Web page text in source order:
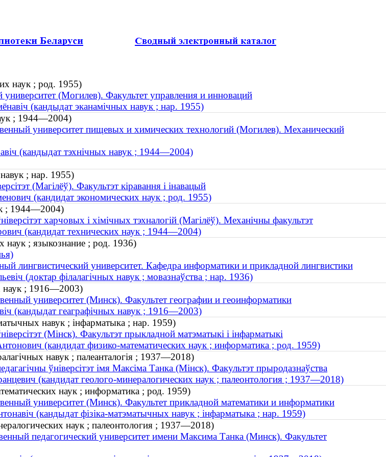
наук ; род. 1955)
университет (Могилев). Факультет управления и инноваций
(кандыдат эканамічных навук ; нар. 1955)
; 1944—2004)
университет пищевых и химических технологий (Могилев). Механический
(кандыдат тэхнічных навук ; 1944—2004)
; нар. 1955)
(Магілёў). Факультэт кіравання і інавацый
(кандидат экономических наук ; род. 1955)
; 1944—2004)
харчовых і хімічных тэхналогій (Магілёў). Механічны факультэт
(кандидат технических наук ; 1944—2004)
наук ; языкознание ; род. 1936)
лингвистический университет. Кафедра информатики и прикладной лингвистики
(доктар філалагічных навук ; мовазнаўства ; нар. 1936)
наук ; 1916—2003)
университет (Минск). Факультет географии и геоинформатики
(кандыдат геаграфічных навук ; 1916—2003)
навук ; інфарматыка ; нар. 1959)
(Мінск). Факультэт прыкладной матэматыкі і інфарматыкі
(кандидат физико-математических наук ; информатика ; род. 1959)
навук ; палеанталогія ; 1937—2018)
ўніверсітэт імя Максіма Танка (Мінск). Факультэт прыродазнаўства
(кандидат геолого-минералогических наук ; палеонтология ; 1937—2018)
наук ; информатика ; род. 1959)
университет (Минск). Факультет прикладной математики и информатики
(кандыдат фізіка-матэматычных навук ; інфарматыка ; нар. 1959)
наук ; палеонтология ; 1937—2018)
педагогический университет имени Максима Танка (Минск). Факультет